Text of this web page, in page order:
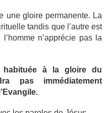
une gloire permanente. La
tandis que l’autre est
n’apprécie pas la
habituée à la gloire du
pas immédiatement